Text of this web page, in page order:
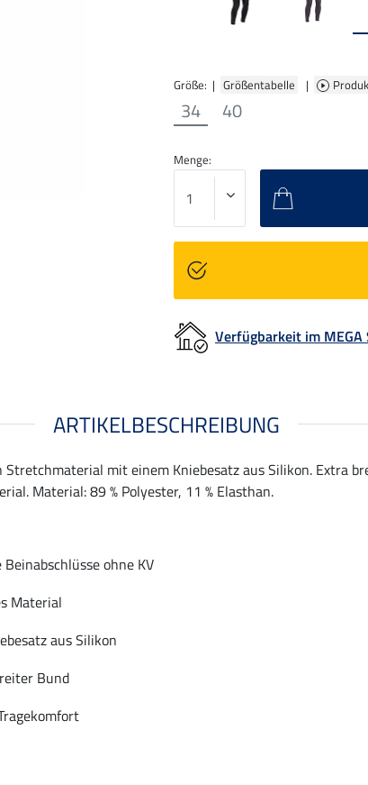
Größe: | Größentabelle |
34 40
Menge:
Verfügbarkeit im MEGA
ARTIKELBESCHREIBUNG
mit einem Kniebesatz aus Silikon. Extra
Material: 89 % Polyester, 11 % Elasthan.
Beinabschlüsse ohne KV
Material
aus Silikon
Bund